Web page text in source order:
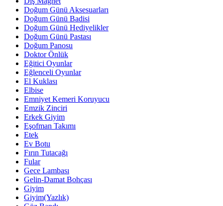
Doğum Günü Aksesuarları
Doğum Günü Badisi
Doğum Günü Hediyelikler
Doğum Günü Pastası
Doğum Panosu
Doktor Önlük
Eğitici Oyunlar
Eğlenceli Oyunlar
El Kuklası
Elbise
Emniyet Kemeri Koruyucu
Emzik Zinciri
Erkek Giyim
Eşofman Takımı
Etek
Ev Botu
Fırın Tutacağı
Fular
Gece Lambası
Gelin-Damat Bohçası
Giyim
Giyim(Yazlık)